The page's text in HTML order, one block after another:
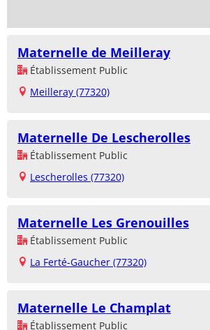
Maternelle de Meilleray
Établissement Public
Meilleray (77320)
Maternelle De Lescherolles
Établissement Public
Lescherolles (77320)
Maternelle Les Grenouilles
Établissement Public
La Ferté-Gaucher (77320)
Maternelle Le Champlat
Établissement Public